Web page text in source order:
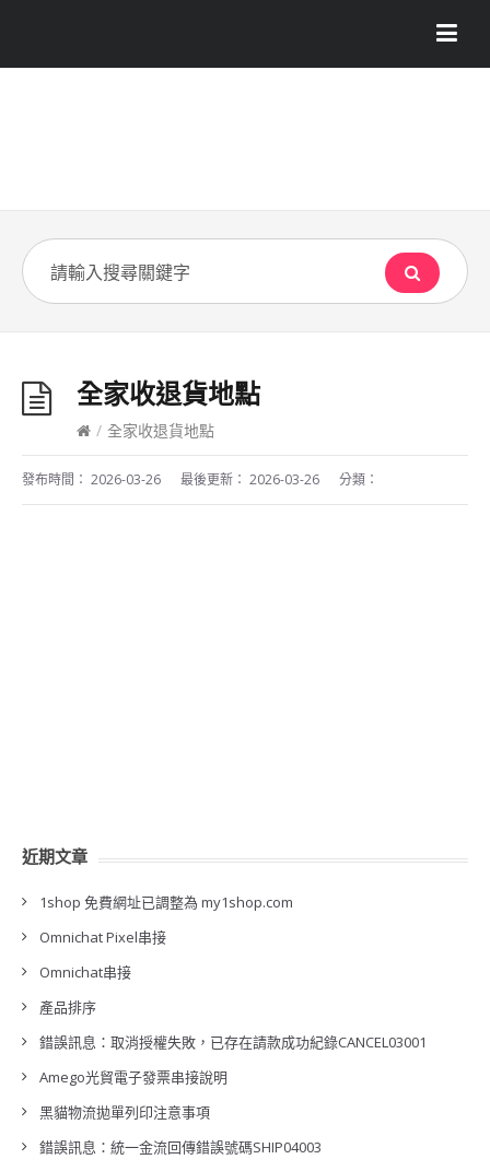
全家收退貨地點
/ 全家收退貨地點
發布時間： 2026-03-26 最後更新： 2026-03-26 分類：
近期文章
1shop 免費網址已調整為 my1shop.com
Omnichat Pixel串接
Omnichat串接
產品排序
錯誤訊息：取消授權失敗，已存在請款成功紀錄CANCEL03001
Amego光貿電子發票串接說明
黑貓物流拋單列印注意事項
錯誤訊息：統一金流回傳錯誤號碼SHIP04003